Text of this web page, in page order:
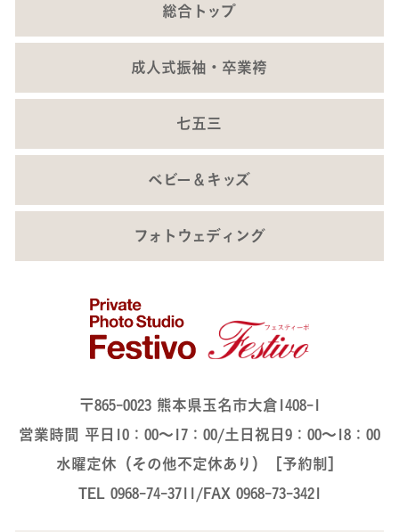
総合トップ
成人式振袖・卒業袴
七五三
ベビー＆キッズ
フォトウェディング
〒865-0023 熊本県玉名市大倉1408-1
営業時間 平日10：00～17：00/土日祝日9：00～18：00
水曜定休（その他不定休あり）［予約制］
TEL 0968-74-3711/FAX 0968-73-3421